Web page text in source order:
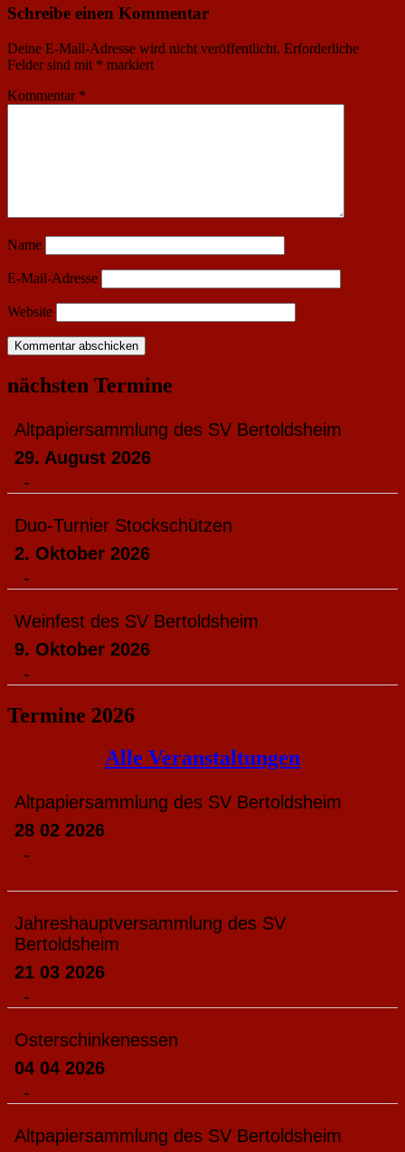
Schreibe einen Kommentar
Deine E-Mail-Adresse wird nicht veröffentlicht. Erforderliche
Felder sind mit * markiert
Kommentar *
Name
E-Mail-Adresse
Website
nächsten Termine
Altpapiersammlung des SV Bertoldsheim
29. August 2026
-
Duo-Turnier Stockschützen
2. Oktober 2026
-
Weinfest des SV Bertoldsheim
9. Oktober 2026
-
Termine 2026
Alle Veranstaltungen
Altpapiersammlung des SV Bertoldsheim
28 02 2026
-
Jahreshauptversammlung des SV
Bertoldsheim
21 03 2026
-
Osterschinkenessen
04 04 2026
-
Altpapiersammlung des SV Bertoldsheim